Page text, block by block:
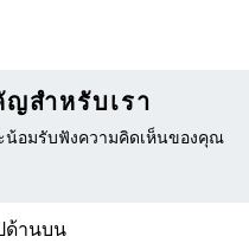
สำหรับเรา
น้อมรับฟังความคิดเห็นของคุณ
ด้านบน